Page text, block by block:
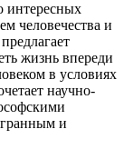
интересных
человечества и
жизнь впереди
в условиях
научно-
и